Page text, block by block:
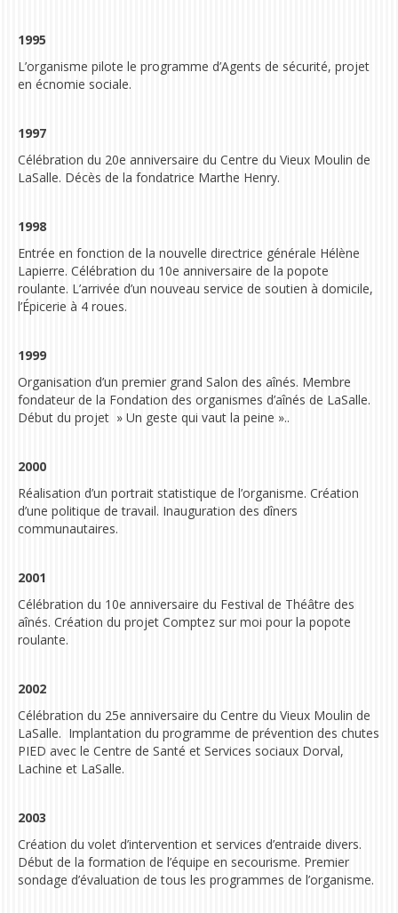
1995
L’organisme pilote le programme d’Agents de sécurité, projet
en écnomie sociale.
1997
Célébration du 20e anniversaire du Centre du Vieux Moulin de
LaSalle. Décès de la fondatrice Marthe Henry.
1998
Entrée en fonction de la nouvelle directrice générale Hélène
Lapierre. Célébration du 10e anniversaire de la popote
roulante. L’arrivée d’un nouveau service de soutien à domicile,
l’Épicerie à 4 roues.
1999
Organisation d’un premier grand Salon des aînés. Membre
fondateur de la Fondation des organismes d’aînés de LaSalle.
Début du projet » Un geste qui vaut la peine »..
2000
Réalisation d’un portrait statistique de l’organisme. Création
d’une politique de travail. Inauguration des dîners
communautaires.
2001
Célébration du 10e anniversaire du Festival de Théâtre des
aînés. Création du projet Comptez sur moi pour la popote
roulante.
2002
Célébration du 25e anniversaire du Centre du Vieux Moulin de
LaSalle. Implantation du programme de prévention des chutes
PIED avec le Centre de Santé et Services sociaux Dorval,
Lachine et LaSalle.
2003
Création du volet d’intervention et services d’entraide divers.
Début de la formation de l’équipe en secourisme. Premier
sondage d’évaluation de tous les programmes de l’organisme.